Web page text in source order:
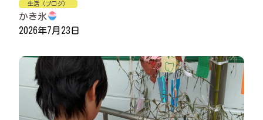
生活（ブログ）
かき氷
2026年7月23日